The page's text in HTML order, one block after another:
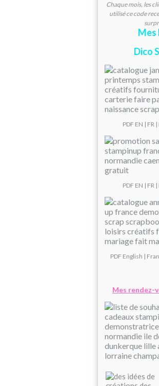
Chaque mois, les
utilisé ce code
Mes
Dico
PDF EN | FR|
PDF EN | FR|
PDF English |
Mes rendez-